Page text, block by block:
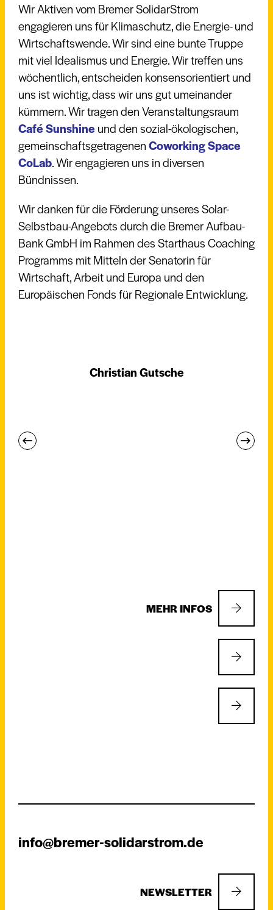
Wir Aktiven vom Bremer SolidarStrom
engagieren uns für Klimaschutz, die Energie- und
Wirtschaftswende. Wir sind eine bunte Truppe
mit viel Idealismus und Energie. Wir treffen uns
wöchentlich, entscheiden konsensorientiert und
uns ist wichtig, dass wir uns gut umeinander
kümmern. Wir tragen den Veranstaltungsraum
Café Sunshine und den sozial-ökologischen,
gemeinschaftsgetragenenCoworking Space
CoLab. Wir engagieren uns in diversen
Bündnissen.
Wir danken für die Förderung unseres Solar-
Selbstbau-Angebots durch die Bremer Aufbau-
Bank GmbH im Rahmen des Starthaus Coaching
Programms mit Mitteln der Senatorin für
Wirtschaft, Arbeit und Europa und den
Europäischen Fonds für Regionale Entwicklung.
Christian Gutsche
MEHR INFOS
info@bremer-solidarstrom.de
NEWSLETTER